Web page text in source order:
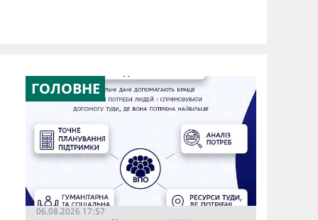
ГОЛОВНЕ
06.08.2026 17:57